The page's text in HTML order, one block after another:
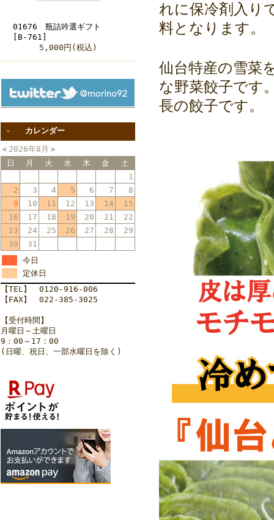
01676 瓶詰吟選ギフト
[B-761]
5,000円(税込)
カレンダー
＜ 2026年8月 ＞
日
月 火 水 木 金
土
1
2
3 4 5 6 7
8
9
10 11 12 13 14
15
16
17 18 19 20 21
22
23
24 25 26 27 28
29
30
31
今日
定休日
【TEL】 0120-916-006
【FAX】 022-385-3025
【受付時間】
月曜日～土曜日
9：00～17：00
(日曜、祝日、一部水曜日を除く)
れに保冷剤入り
料となります。
仙台特産の雪菜
な野菜餃子です
長の餃子です。